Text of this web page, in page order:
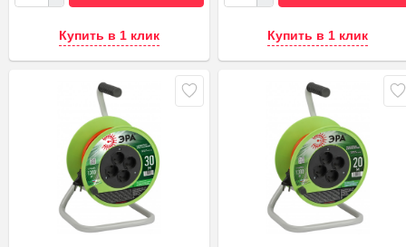
Купить в 1 клик Купить в 1 клик